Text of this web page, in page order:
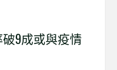
9成或與疫情